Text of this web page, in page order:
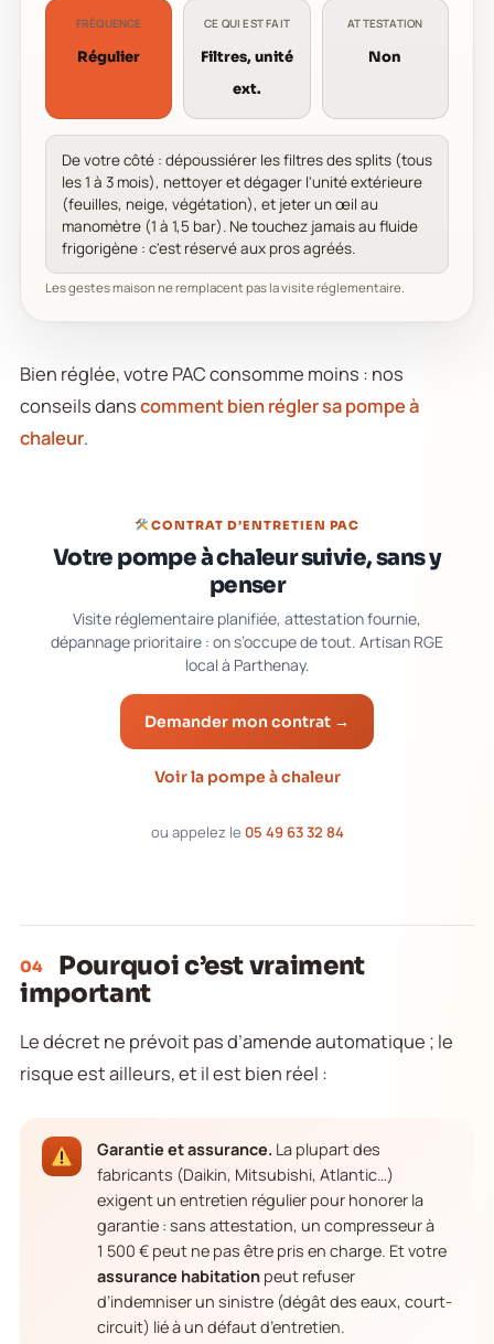
FRÉQUENCE
Régulier
CE QUI EST FAIT
Filtres, unité
ext.
ATTESTATION
Non
De votre côté : dépoussiérer les filtres des splits (tous
les 1 à 3 mois), nettoyer et dégager l'unité extérieure
(feuilles, neige, végétation), et jeter un œil au
manomètre (1 à 1,5 bar). Ne touchez jamais au fluide
frigorigène : c'est réservé aux pros agréés.
Les gestes maison ne remplacent pas la visite réglementaire.
Bien réglée, votre PAC consomme moins : nos
conseils danscomment bien régler sa pompe à
chaleur.
CONTRAT D’ENTRETIEN PAC
Votre pompe à chaleur suivie, sans y
penser
Visite réglementaire planifiée, attestation fournie,
dépannage prioritaire : on s’occupe de tout. Artisan RGE
local à Parthenay.
Demander mon contrat →
Voir la pompe à chaleur
ou appelez le 05 49 63 32 84
04
Pourquoi c’est vraiment
important
Le décret ne prévoit pas d’amende automatique ; le
risque est ailleurs, et il est bien réel :
Garantie et assurance. La plupart des
fabricants (Daikin, Mitsubishi, Atlantic…)
exigent un entretien régulier pour honorer la
garantie : sans attestation, un compresseur à
1 500 € peut ne pas être pris en charge. Et votre
assurance habitation peut refuser
d’indemniser un sinistre (dégât des eaux, court-
circuit) lié à un défaut d’entretien.